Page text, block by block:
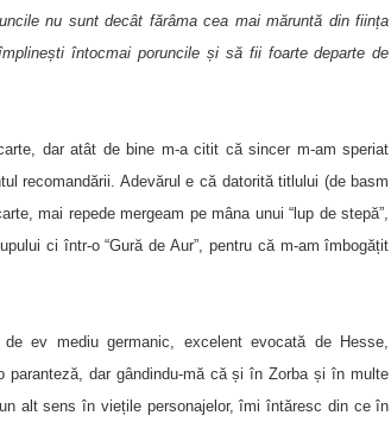
nu sunt decât fărâma cea mai măruntă din ființa
întocmai poruncile și să fii foarte departe de
dar atât de bine m-a citit că sincer m-am speriat
recomandării. Adevărul e că datorită titlului (de basm
mai repede mergeam pe mâna unui “lup de stepă”,
ci într-o “Gură de Aur”, pentru că m-am îmbogățit
ev mediu germanic, excelent evocată de Hesse,
dar gândindu-mă că și în Zorba și în multe
alt sens în viețile personajelor, îmi întăresc din ce în